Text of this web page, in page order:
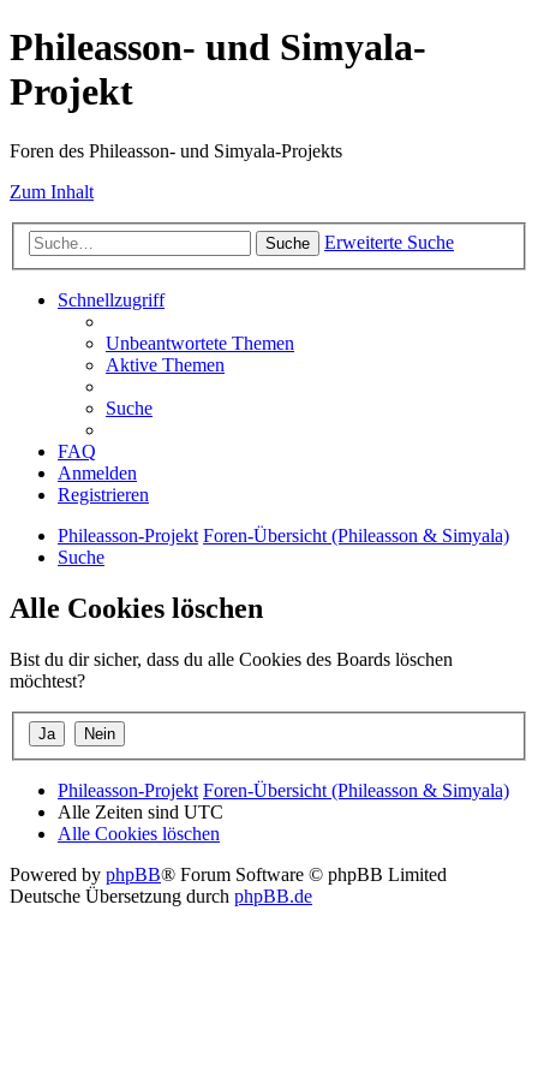
Phileasson- und Simyala-
Projekt
Foren des Phileasson- und Simyala-Projekts
Zum Inhalt
Suche Erweiterte Suche
Schnellzugriff
Unbeantwortete Themen
Aktive Themen
Suche
FAQ
Anmelden
Registrieren
Phileasson-Projekt Foren-Übersicht (Phileasson & Simyala)
Suche
Alle Cookies löschen
Bist du dir sicher, dass du alle Cookies des Boards löschen
möchtest?
Phileasson-Projekt Foren-Übersicht (Phileasson & Simyala)
Alle Zeiten sind UTC
Alle Cookies löschen
Powered by phpBB® Forum Software © phpBB Limited
Deutsche Übersetzung durch phpBB.de